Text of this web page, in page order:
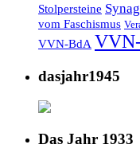
Stolpersteine
vom Faschismus
VVN-BdA
dasjahr1945
Das Jahr 1933